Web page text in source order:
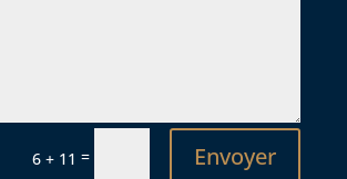
6 + 11 = Envoyer